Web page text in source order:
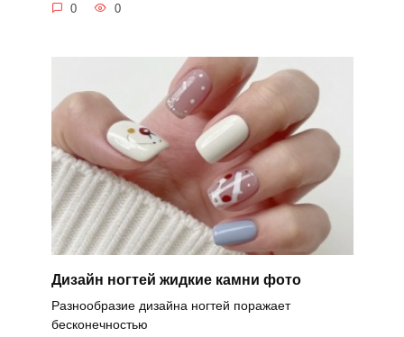
0 0
Дизайн ногтей жидкие камни фото
Разнообразие дизайна ногтей поражает
бесконечностью